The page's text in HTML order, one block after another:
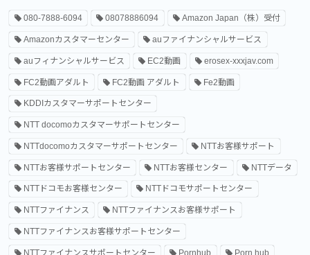
080-7888-6094 08078886094 Amazon Japan（株）受付
Amazonカスタマーセンター auファイナンシャルサービス
auフィナンシャルサービス EC2動画 erosex-xxxjav.com
FC2動画アダルト FC2動画 アダルト Fe2動画
KDDIカスタマーサポートセンター
NTT docomoカスタマーサポートセンター
NTTdocomoカスタマーサポートセンター NTTお客様サポート
NTTお客様サポートセンター NTTお客様センター NTTデータ
NTTドコモお客様センター NTTドコモサポートセンター
NTTファイナンス NTTファイナンスお客様サポート
NTTファイナンスお客様サポートセンター
NTTファイナンスサポートセンター Pornhub Porn hub